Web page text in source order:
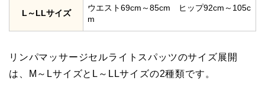
L～LLサイズ
ウエスト69cm～85cm ヒップ92cm～105c
m
リンパマッサージセルライトスパッツのサイズ展開
は、M～LサイズとL～LLサイズの2種類です。